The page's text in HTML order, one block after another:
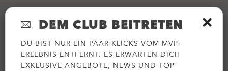
DEM CLUB BEITRETEN
DU BIST NUR EIN PAAR KLICKS VOM MVP-
ERLEBNIS ENTFERNT. ES ERWARTEN DICH
EXKLUSIVE ANGEBOTE, NEWS UND TOP-